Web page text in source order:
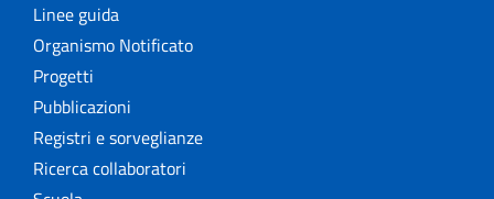
Linee guida
Organismo Notificato
Progetti
Pubblicazioni
Registri e sorveglianze
Ricerca collaboratori